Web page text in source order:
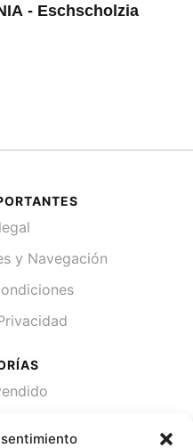
- Eschscholzia
y Navegación